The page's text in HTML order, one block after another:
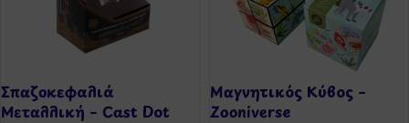
Σπαζοκεφαλιά
Μεταλλική – Cast Dot
Μαγνητικός Κύβος –
Zooniverse